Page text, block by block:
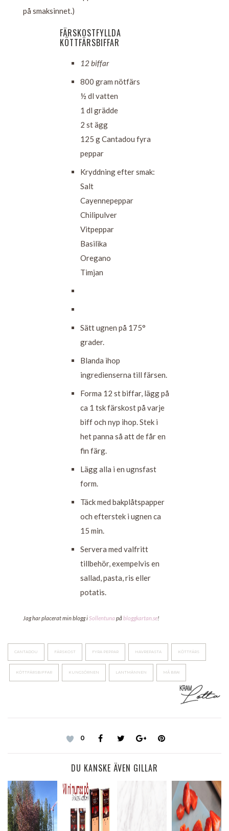
på smaksinnet.)
FÄRSKOSTFYLLDA
KÖTTFÄRSBIFFAR
12 biffar
800 gram nötfärs
½ dl vatten
1 dl grädde
2 st ägg
125 g Cantadou fyra
peppar
Kryddning efter smak:
Salt
Cayennepeppar
Chilipulver
Vitpeppar
Basilika
Oregano
Timjan
Sätt ugnen på 175°
grader.
Blanda ihop
ingredienserna till färsen.
Forma 12 st biffar, lägg på
ca 1 tsk färskost på varje
biff och nyp ihop. Stek i
het panna så att de får en
fin färg.
Lägg alla i en ugnsfast
form.
Täck med bakplåtspapper
och efterstek i ugnen ca
15 min.
Servera med valfritt
tillbehör, exempelvis en
sallad, pasta, ris eller
potatis.
Jag har placerat min blogg iSollentuna påbloggkartan.se!
CANTADOU FÄRSKOST FYRA PEPPAR HAVREPASTA KÖTTFÄRS
KÖTTFÄRSBIFFAR KUNGSÖRNEN LANTMÄNNEN MÅ BRA!
0
DU KANSKE ÄVEN GILLAR